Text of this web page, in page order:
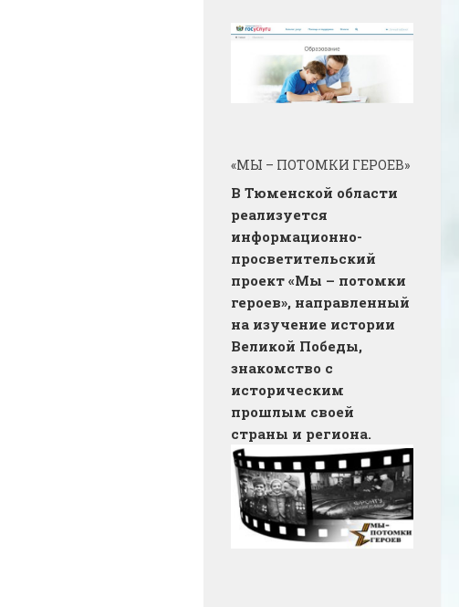
«МЫ – ПОТОМКИ ГЕРОЕВ»
В Тюменской области
реализуется
информационно-
просветительский
проект «Мы – потомки
героев», направленный
на изучение истории
Великой Победы,
знакомство с
историческим
прошлым своей
страны и региона.